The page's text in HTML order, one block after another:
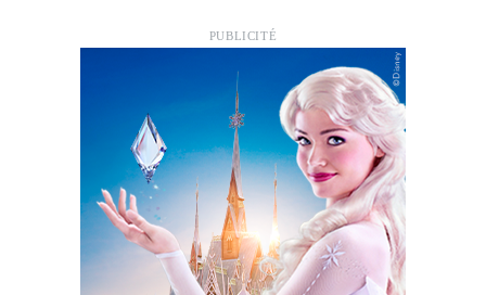
PUBLICITÉ